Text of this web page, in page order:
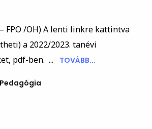
FPO /OH) A lenti linkre kattintva
a 2022/2023. tanévi
pdf-ben. ...
TOVÁBB...